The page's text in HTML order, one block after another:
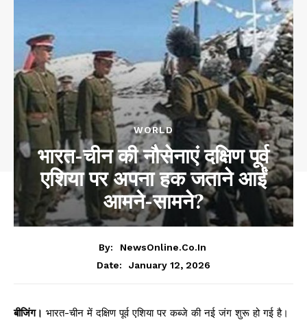
WORLD
भारत-चीन की नौसेनाएं दक्षिण पूर्व
एशिया पर अपना हक जताने आईं
आमने-सामने?
By:
NewsOnline.co.in
Date:
January 12, 2026
बीजिंग। भारत-चीन में दक्षिण पूर्व एशिया पर कब्जे की नई जंग शुरू हो गई है।